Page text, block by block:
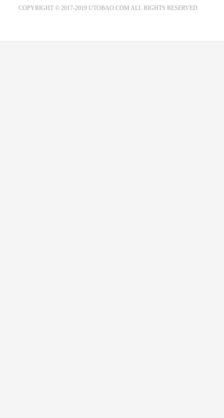
COPYRIGHT © 2017-2019 UTOBAO.COM ALL RIGHTS RESERVED.